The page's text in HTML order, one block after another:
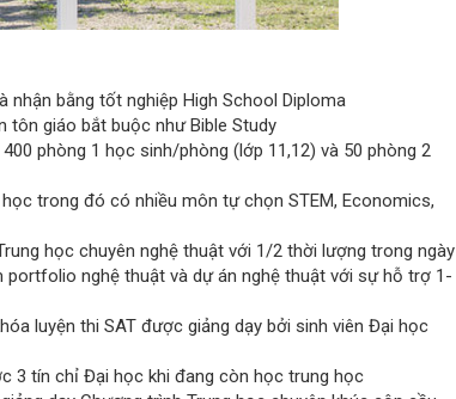
nhận bằng tốt nghiệp High School Diploma
tôn giáo bắt buộc như Bible Study
phòng 1 học sinh/phòng (lớp 11,12) và 50 phòng 2
trong đó có nhiều môn tự chọn STEM, Economics,
học chuyên nghệ thuật với 1/2 thời lượng trong ngày
nghệ thuật và dự án nghệ thuật với sự hỗ trợ 1-
luyện thi SAT được giảng dạy bởi sinh viên Đại học
3 tín chỉ Đại học khi đang còn học trung học